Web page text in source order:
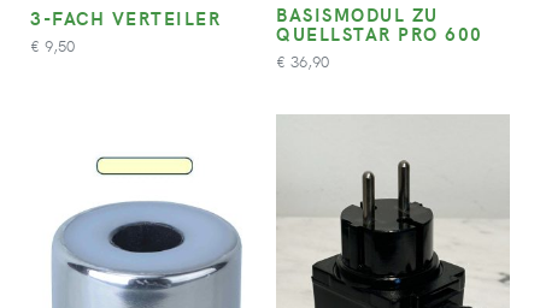
3-FACH VERTEILER
€ 9,50
BASISMODUL ZU
QUELLSTAR PRO 600
€ 36,90